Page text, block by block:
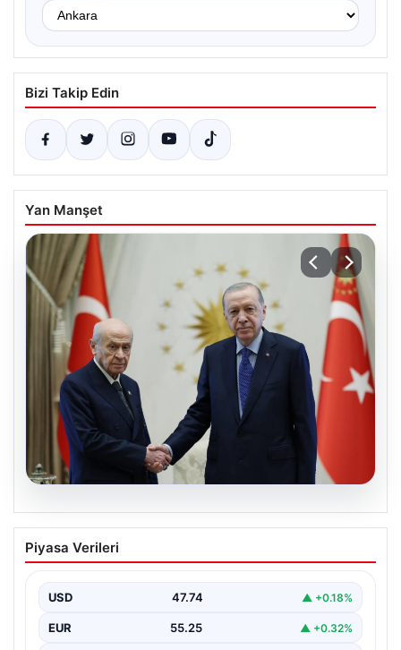
Bizi Takip Edin
Yan Manşet
06.08.2026
Cumhurbaşkanı Erdoğan, Devlet
Bahçeli ile görüştü
Piyasa Verileri
USD 47.74 ▲ +0.18%
EUR 55.25 ▲ +0.32%